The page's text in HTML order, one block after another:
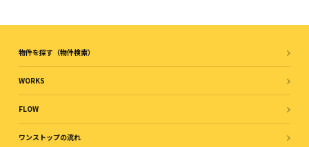
物件を探す（物件検索）
WORKS
FLOW
ワンストップの流れ